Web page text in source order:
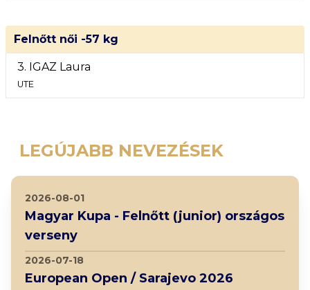
Felnőtt női -57 kg
3. IGAZ Laura
UTE
LEGÚJABB NEVEZÉSEK
2026-08-01
Magyar Kupa - Felnőtt (junior) országos
verseny
2026-07-18
European Open / Sarajevo 2026